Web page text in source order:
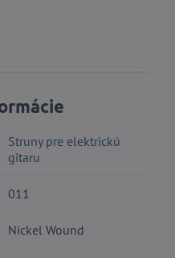
Struny pre elektrickú
gitaru
011
Nickel Wound